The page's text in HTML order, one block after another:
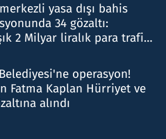
yasa dışı bahis
34 gözaltı:
2 Milyar liralık para trafiği
operasyon!
Fatma Kaplan Hürriyet ve
alındı